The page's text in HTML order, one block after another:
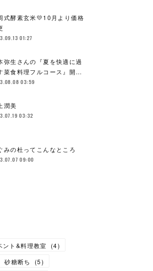
式酵素玄米💛10月より価格
01:27
弥生さんの『夏を快適に過
菜食料理フルコース』開…
03:59
潤美
03:32
みの杜ってこんなところ
09:00
ト&料理教室
(4)
砂糖断ち (5)